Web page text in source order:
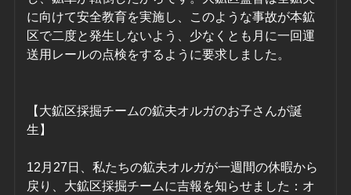
に向けて安全教育を実施し、このような事故が本鉱
区で二度と発生しないよう、少なくとも月に一回運
送用レールの点検をするように要求しました。
【大鉱区採掘チームの鉱夫オルガのお子さんが誕
生】
12月27日、私たちの鉱夫オルガが一週間の休暇から
戻り、大鉱区採掘チームに吉報を知らせました：オ